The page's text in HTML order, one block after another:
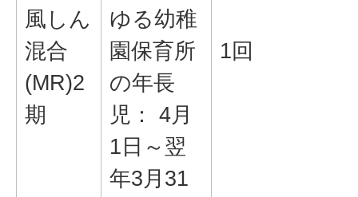
風しん
混合
(MR)2
期
ゆる幼稚
園保育所
の年長
児： 4月
1日～翌
年3月31
1回